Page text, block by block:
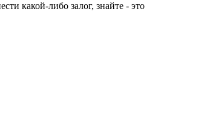
какой-либо залог, знайте - это